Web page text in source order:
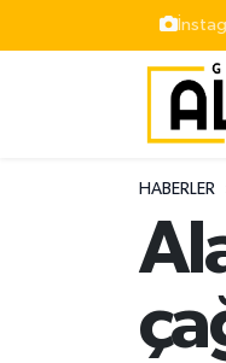
HABERLER
Siyaset
İstanbul
İstanbul Hava
Süper Lig Puan
Tüm Manşetler